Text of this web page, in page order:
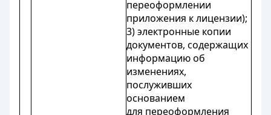
переоформлении
приложения к лицензии);
3) электронные копии
документов, содержащих
информацию об
изменениях,
послуживших
основанием
для переоформления